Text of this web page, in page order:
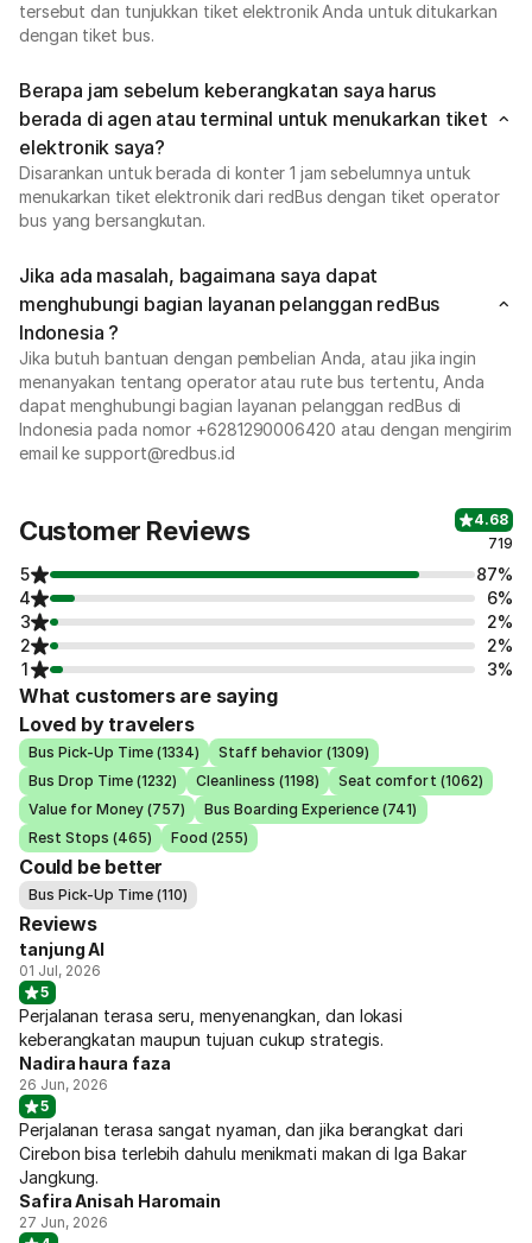
tersebut dan tunjukkan tiket elektronik Anda untuk ditukarkan
dengan tiket bus.
Berapa jam sebelum keberangkatan saya harus
berada di agen atau terminal untuk menukarkan tiket
elektronik saya?
Disarankan untuk berada di konter 1 jam sebelumnya untuk
menukarkan tiket elektronik dari redBus dengan tiket operator
bus yang bersangkutan.
Jika ada masalah, bagaimana saya dapat
menghubungi bagian layanan pelanggan redBus
Indonesia ?
Jika butuh bantuan dengan pembelian Anda, atau jika ingin
menanyakan tentang operator atau rute bus tertentu, Anda
dapat menghubungi bagian layanan pelanggan redBus di
Indonesia pada nomor +6281290006420 atau dengan mengirim
email ke support@redbus.id
Customer Reviews
4.68
719
5
87%
4
6%
3
2%
2
2%
1
3%
What customers are saying
Loved by travelers
Bus Pick-Up Time (1334)
Staff behavior (1309)
Bus Drop Time (1232)
Cleanliness (1198)
Seat comfort (1062)
Value for Money (757)
Bus Boarding Experience (741)
Rest Stops (465)
Food (255)
Could be better
Bus Pick-Up Time (110)
Reviews
tanjung Al
01 Jul, 2026
5
Perjalanan terasa seru, menyenangkan, dan lokasi
keberangkatan maupun tujuan cukup strategis.
Nadira haura faza
26 Jun, 2026
5
Perjalanan terasa sangat nyaman, dan jika berangkat dari
Cirebon bisa terlebih dahulu menikmati makan di Iga Bakar
Jangkung.
Safira Anisah Haromain
27 Jun, 2026